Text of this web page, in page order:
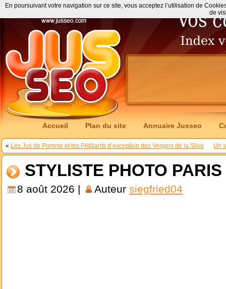
Accueil Plan du site Annuaire Jusseo
« Les Jus de Pomme et les Pétillants d’exception des Vergers de la Silve Un
STYLISTE PHOTO
8 août 2026 | Auteur siegfried04
En poursuivant votre navigation sur ce site, vous acceptez l’utilisation de
de